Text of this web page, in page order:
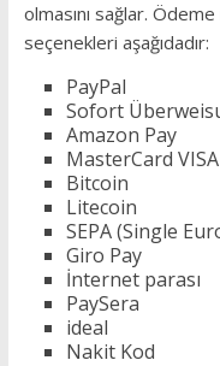
olmasını sağlar.
seçenekleri aşağıdadır:
PayPal
Sofort
Amazon Pay
MasterCard VISA
Bitcoin
Litecoin
SEPA (Single
Giro Pay
İnternet parası
PaySera
ideal
Nakit Kod